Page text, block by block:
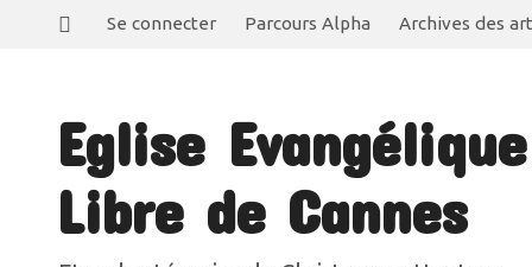
Se connecter Parcours Alpha Archives des
Eglise Evangélique
Libre de Cannes